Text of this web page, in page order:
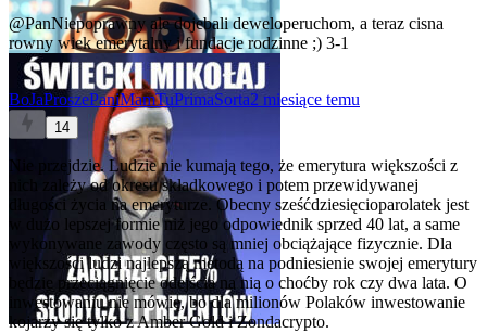
@PanNiepoprawnyale dojebali deweloperuchom, a teraz cisna
rowny wiek emerytalny i fundacje rodzinne ;) 3-1
BoJaProszePaniMamTuPrimaSorta2 miesiące temu
14
Nie przejdzie. Ludzie nie kumają tego, że emerytura większości z
nich zależy od okresu składkowego i potem przewidywanej
długości życia na emeryturze. Obecny sześćdziesięcioparolatek jest
w dużo lepszej formie niż jego odpowiednik sprzed 40 lat, a same
wykonywane zawody często są mniej obciążające fizycznie. Dla
większości ludzi najlepszą metodą na podniesienie swojej emerytury
będzie przeciągnięcie odejścia na nią o choćby rok czy dwa lata. O
inwestowaniu nie mówię, bo dla milionów Polaków inwestowanie
kojarzy się tylko z Amber Gold i Zondacrypto.